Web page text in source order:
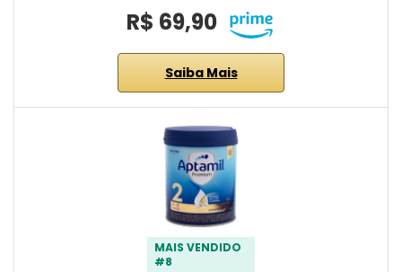
R$ 69,90
Saiba Mais
MAIS VENDIDO
#8